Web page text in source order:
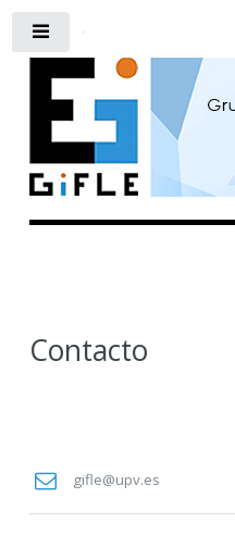
Contacto
gifle@upv.es